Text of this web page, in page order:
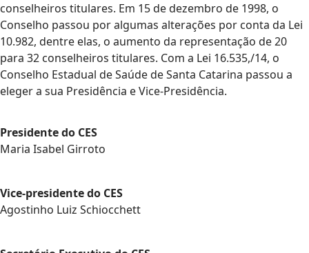
conselheiros titulares. Em 15 de dezembro de 1998, o
Conselho passou por algumas alterações por conta da Lei
10.982, dentre elas, o aumento da representação de 20
para 32 conselheiros titulares. Com a Lei 16.535,/14, o
Conselho Estadual de Saúde de Santa Catarina passou a
eleger a sua Presidência e Vice-Presidência.
Presidente do CES
Maria Isabel Girroto
Vice-presidente do CES
Agostinho Luiz Schiocchett